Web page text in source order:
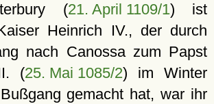
(21. April 1109/1) ist
Heinrich IV., der durch
nach Canossa zum Papst
(25. Mai 1085/2) im Winter
gemacht hat, war ihr